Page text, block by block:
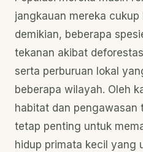
jangkauan mereka cukup
demikian, beberapa
tekanan akibat
serta perburuan lokal
beberapa wilayah. Oleh
habitat dan pengawasan
tetap penting untuk
hidup primata kecil yang